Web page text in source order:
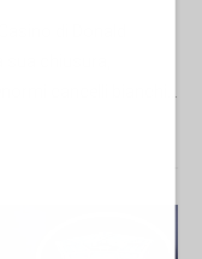
chiusura,
cancelli bianchi...